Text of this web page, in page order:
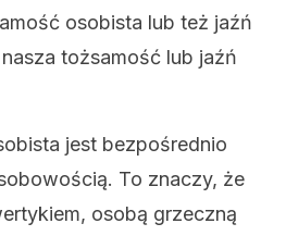
osobista lub też jaźń
tożsamość lub jaźń
jest bezpośrednio
To znaczy, że
osobą grzeczną